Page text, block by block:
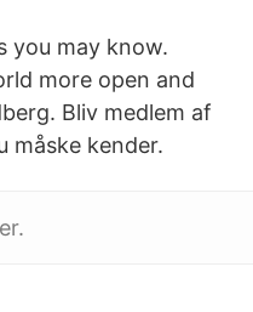
you may know.
more open and
Bliv medlem af
måske kender.